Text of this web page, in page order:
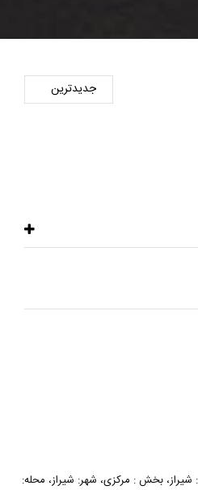
بخش : مرکزی، شهر: شیراز، محله: